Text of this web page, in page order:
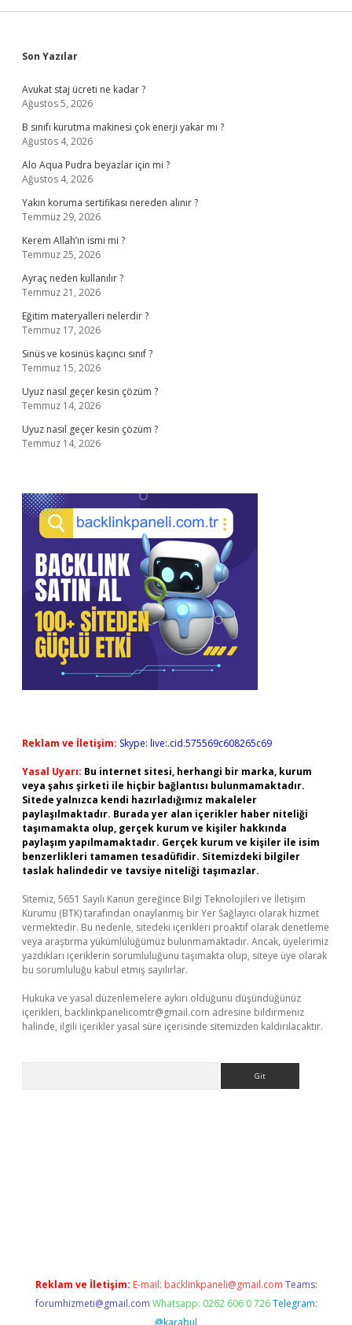
Sidebar
Son Yazılar
Avukat staj ücreti ne kadar ?
Ağustos 5, 2026
B sınıfı kurutma makinesi çok enerji yakar mı ?
Ağustos 4, 2026
Alo Aqua Pudra beyazlar için mi ?
Ağustos 4, 2026
Yakın koruma sertifikası nereden alınır ?
Temmuz 29, 2026
Kerem Allah’ın ismi mi ?
Temmuz 25, 2026
Ayraç neden kullanılır ?
Temmuz 21, 2026
Eğitim materyalleri nelerdir ?
Temmuz 17, 2026
Sinüs ve kosinüs kaçıncı sınıf ?
Temmuz 15, 2026
Uyuz nasıl geçer kesin çözüm ?
Temmuz 14, 2026
Uyuz nasıl geçer kesin çözüm ?
Temmuz 14, 2026
Reklam ve İletişim: Skype: live:.cid.575569c608265c69
Yasal Uyarı: Bu internet sitesi, herhangi bir marka, kurum
veya şahıs şirketi ile hiçbir bağlantısı bulunmamaktadır.
Sitede yalnızca kendi hazırladığımız makaleler
paylaşılmaktadır. Burada yer alan içerikler haber niteliği
taşımamakta olup, gerçek kurum ve kişiler hakkında
paylaşım yapılmamaktadır. Gerçek kurum ve kişiler ile isim
benzerlikleri tamamen tesadüfidir. Sitemizdeki bilgiler
taslak halindedir ve tavsiye niteliği taşımazlar.
Sitemiz, 5651 Sayılı Kanun gereğince Bilgi Teknolojileri ve İletişim
Kurumu (BTK) tarafından onaylanmış bir Yer Sağlayıcı olarak hizmet
vermektedir. Bu nedenle, sitedeki içerikleri proaktif olarak denetleme
veya araştırma yükümlülüğümüz bulunmamaktadır. Ancak, üyelerimiz
yazdıkları içeriklerin sorumluluğunu taşımakta olup, siteye üye olarak
bu sorumluluğu kabul etmiş sayılırlar.
Hukuka ve yasal düzenlemelere aykırı olduğunu düşündüğünüz
içerikleri, backlinkpanelicomtr@gmail.com adresine bildirmeniz
halinde, ilgili içerikler yasal süre içerisinde sitemizden kaldırılacaktır.
Reklam ve İletişim: E-mail: backlinkpaneli@gmail.com Teams:
forumhizmeti@gmail.com Whatsapp: 0262 606 0 726 Telegram:
@karabul